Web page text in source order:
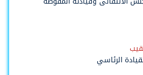
الرئاسي